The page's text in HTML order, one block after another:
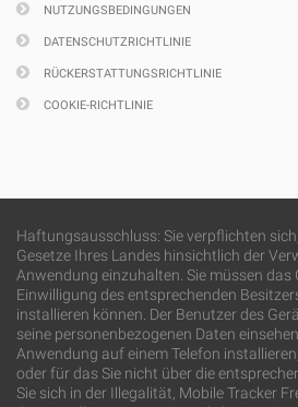
NUTZUNGSBEDINGUNGEN
DATENSCHUTZRICHTLINIE
RÜCKERSTATTUNGSRICHTLINIE
COOKIE-RICHTLINIE
Haftungsausschluss: Sie verpflichten
Gesetze Ihres Landes hinsichtlich der
Anwendung einzuhalten. Sie müssen das
Einwilligung des entsprechenden
installieren können. Der Benutzer des
seine personenbezogenen Daten
Anwendung auf einem Telefon
oder für das Sie nicht über die
Sie sich in der Illegalität, Mobile Tracker